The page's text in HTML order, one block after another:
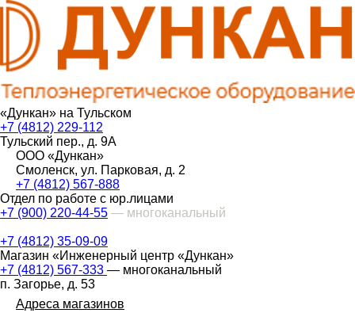
«Дункан» на Тульском
+7 (4812) 229-112
Тульский пер., д. 9А
ООО «Дункан»
Смоленск, ул. Парковая, д. 2
+7 (4812) 567-888
Отдел по работе с юр.лицами
+7 (900) 220-44-55 — многоканальный
+7 (4812) 35-09-09
Магазин «Инженерный центр «Дункан»
+7 (4812) 567-333 — многоканальный
п. Загорье, д. 53
Адреса магазинов